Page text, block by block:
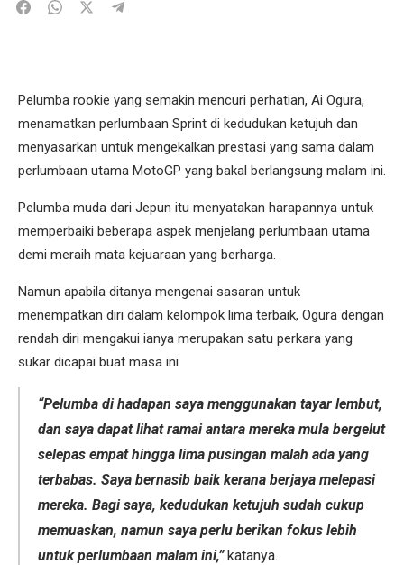
Pelumba rookie yang semakin mencuri perhatian, Ai Ogura,
menamatkan perlumbaan Sprint di kedudukan ketujuh dan
menyasarkan untuk mengekalkan prestasi yang sama dalam
perlumbaan utama MotoGP yang bakal berlangsung malam ini.
Pelumba muda dari Jepun itu menyatakan harapannya untuk
memperbaiki beberapa aspek menjelang perlumbaan utama
demi meraih mata kejuaraan yang berharga.
Namun apabila ditanya mengenai sasaran untuk
menempatkan diri dalam kelompok lima terbaik, Ogura dengan
rendah diri mengakui ianya merupakan satu perkara yang
sukar dicapai buat masa ini.
“Pelumba di hadapan saya menggunakan tayar lembut,
dan saya dapat lihat ramai antara mereka mula bergelut
selepas empat hingga lima pusingan malah ada yang
terbabas. Saya bernasib baik kerana berjaya melepasi
mereka. Bagi saya, kedudukan ketujuh sudah cukup
memuaskan, namun saya perlu berikan fokus lebih
untuk perlumbaan malam ini,”katanya.